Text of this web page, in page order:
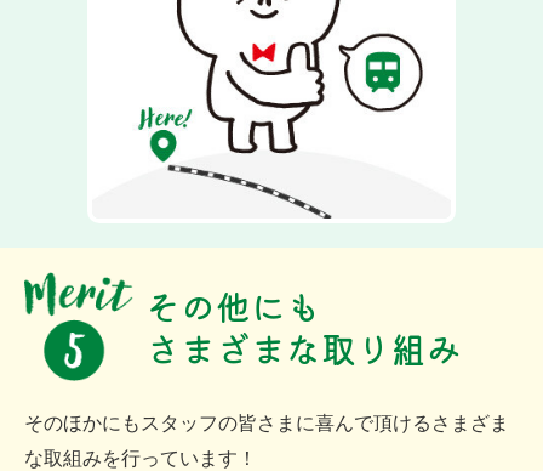
その他にも
さまざまな取り組み
そのほかにもスタッフの皆さまに喜んで頂けるさまざま
な取組みを行っています！